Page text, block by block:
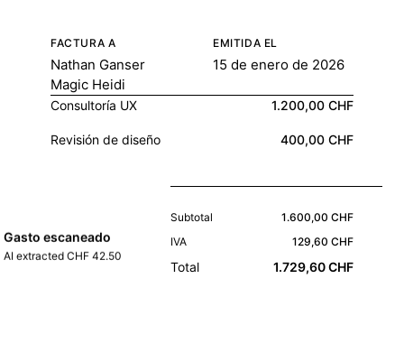
FACTURA A
Nathan Ganser
Magic Heidi
EMITIDA EL
15 de enero de 2026
Consultoría UX 1.200,00 CHF
Revisión de diseño 400,00 CHF
Subtotal
1.600,00 CHF
IVA
129,60 CHF
Total 1.729,60 CHF
Gasto escaneado
AI extracted CHF 42.50